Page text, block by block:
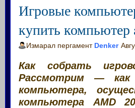
Игровые
купить компьютер
Измарал пергамент Denker
Как собрать
Рассмотрим — как
компьютера,
компьютера AMD